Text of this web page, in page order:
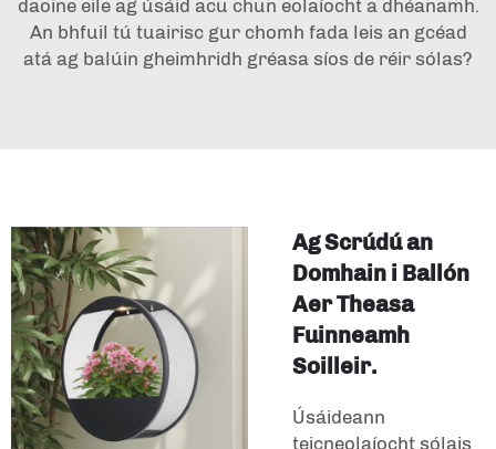
daoine eile ag úsáid acu chun eolaíocht a dhéanamh.
An bhfuil tú tuairisc gur chomh fada leis an gcéad
atá ag balúin gheimhridh gréasa síos de réir sólas?
Ag Scrúdú an
Domhain i Ballón
Aer Theasa
Fuinneamh
Soilleir.
Úsáideann
teicneolaíocht sólais